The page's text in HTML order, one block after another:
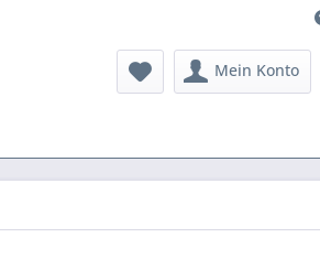
Mein Konto